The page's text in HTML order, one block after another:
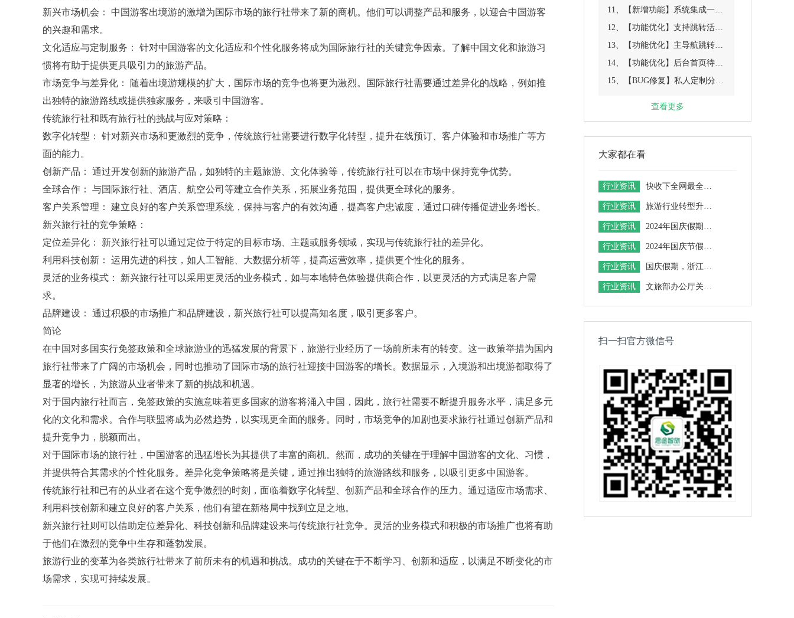
新兴市场机会： 中国游客出境游的激增为国际市场的旅行社带来了新的商机。他们可以调整产品和服务，以迎合中国游客
的兴趣和需求。
文化适应与定制服务： 针对中国游客的文化适应和个性化服务将成为国际旅行社的关键竞争因素。了解中国文化和旅游习
惯将有助于提供更具吸引力的旅游产品。
市场竞争与差异化： 随着出境游规模的扩大，国际市场的竞争也将更为激烈。国际旅行社需要通过差异化的战略，例如推
出独特的旅游路线或提供独家服务，来吸引中国游客。
传统旅行社和既有旅行社的挑战与应对策略：
数字化转型： 针对新兴市场和更激烈的竞争，传统旅行社需要进行数字化转型，提升在线预订、客户体验和市场推广等方
面的能力。
创新产品： 通过开发创新的旅游产品，如独特的主题旅游、文化体验等，传统旅行社可以在市场中保持竞争优势。
全球合作： 与国际旅行社、酒店、航空公司等建立合作关系，拓展业务范围，提供更全球化的服务。
客户关系管理： 建立良好的客户关系管理系统，保持与客户的有效沟通，提高客户忠诚度，通过口碑传播促进业务增长。
新兴旅行社的竞争策略：
定位差异化： 新兴旅行社可以通过定位于特定的目标市场、主题或服务领域，实现与传统旅行社的差异化。
利用科技创新： 运用先进的科技，如人工智能、大数据分析等，提高运营效率，提供更个性化的服务。
灵活的业务模式： 新兴旅行社可以采用更灵活的业务模式，如与本地特色体验提供商合作，以更灵活的方式满足客户需
求。
品牌建设： 通过积极的市场推广和品牌建设，新兴旅行社可以提高知名度，吸引更多客户。
简论
在中国对多国实行免签政策和全球旅游业的迅猛发展的背景下，旅游行业经历了一场前所未有的转变。这一政策举措为国内
旅行社带来了广阔的市场机会，同时也推动了国际市场的旅行社迎接中国游客的增长。数据显示，入境游和出境游都取得了
显著的增长，为旅游从业者带来了新的挑战和机遇。
对于国内旅行社而言，免签政策的实施意味着更多国家的游客将涌入中国，因此，旅行社需要不断提升服务水平，满足多元
化的文化和需求。合作与联盟将成为必然趋势，以实现更全面的服务。同时，市场竞争的加剧也要求旅行社通过创新产品和
提升竞争力，脱颖而出。
对于国际市场的旅行社，中国游客的迅猛增长为其提供了丰富的商机。然而，成功的关键在于理解中国游客的文化、习惯，
并提供符合其需求的个性化服务。差异化竞争策略将是关键，通过推出独特的旅游路线和服务，以吸引更多中国游客。
传统旅行社和已有的从业者在这个竞争激烈的时刻，面临着数字化转型、创新产品和全球合作的压力。通过适应市场需求、
利用科技创新和建立良好的客户关系，他们有望在新格局中找到立足之地。
新兴旅行社则可以借助定位差异化、科技创新和品牌建设来与传统旅行社竞争。灵活的业务模式和积极的市场推广也将有助
于他们在激烈的竞争中生存和蓬勃发展。
旅游行业的变革为各类旅行社带来了前所未有的机遇和挑战。成功的关键在于不断学习、创新和适应，以满足不断变化的市
场需求，实现可持续发展。
11、【新增功能】系统集成一次性订阅消息
12、【功能优化】支持跳转活动营销
13、【功能优化】主导航跳转产品显示具体链接
14、【功能优化】后台首页待办事项内容调整
15、【BUG修复】私人定制分享产品标题获取错误
查看更多
大家都在看
行业资讯 快收下全网最全的旅游AI工具 ！
行业资讯 旅游行业转型升级大洗牌：从传统到创新，旅行社如何突围？
行业资讯 2024年国庆假期福建省文旅市场情况
行业资讯 2024年国庆节假日广西文化和旅游市场情况
行业资讯 国庆假期，浙江省全域旅游数据、Top10景区新鲜出炉！
行业资讯 文旅部办公厅关于组织开展2024年全国智慧旅游解决方案推荐遴选工作的通知
扫一扫官方微信号